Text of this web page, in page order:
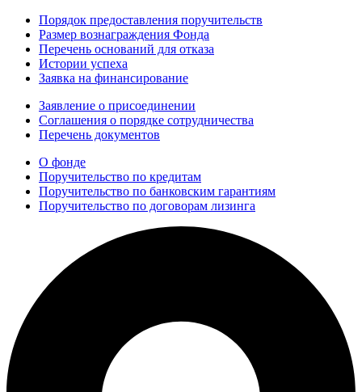
Порядок предоставления поручительств
Размер вознаграждения Фонда
Перечень оснований для отказа
Истории успеха
Заявка на финансирование
Заявление о присоединении
Соглашения о порядке сотрудничества
Перечень документов
О фонде
Поручительство по кредитам
Поручительство по банковским гарантиям
Поручительство по договорам лизинга